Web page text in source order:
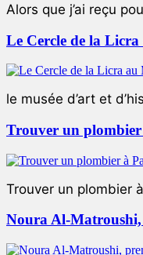
Alors que j’ai reçu
Le Cercle de la Licra
le musée d’art et
Trouver un plombier
Trouver un plombier
Noura Al-Matroushi,